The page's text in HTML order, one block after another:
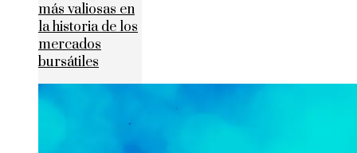
más valiosas en
la historia de los
mercados
bursátiles